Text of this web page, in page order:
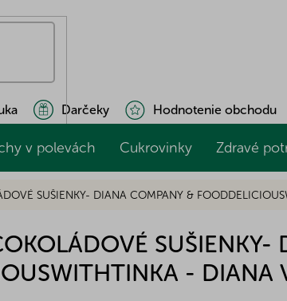
Darčeky Hodnotenie obchodu
v polevách Cukrovinky Zdravé
SUŠIENKY- DIANA COMPANY &
- DIANA